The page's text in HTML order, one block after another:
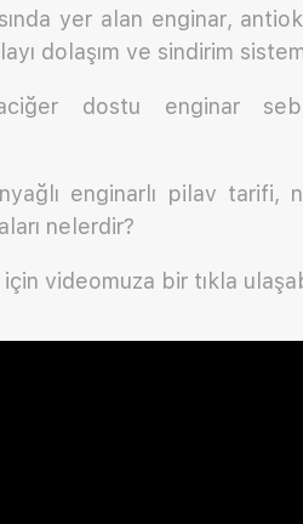
yer alan enginar,
dolaşım ve sindirim
dostu enginar
enginarlı pilav tarifi,
nelerdir?
videomuza bir tıkla